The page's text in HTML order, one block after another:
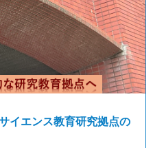
イエンス教育研究拠点の